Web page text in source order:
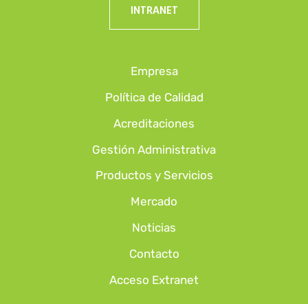
INTRANET
Empresa
Política de Calidad
Acreditaciones
Gestión Administrativa
Productos y Servicios
Mercado
Noticias
Contacto
Acceso Extranet